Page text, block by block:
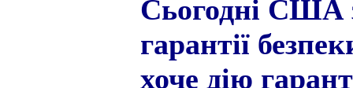
Сьогодні США
гарантії
хоче дію